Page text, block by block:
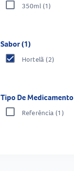
350ml (1)
Sabor (1)
Hortelã (2)
Tipo De Medicamento
Referência (1)